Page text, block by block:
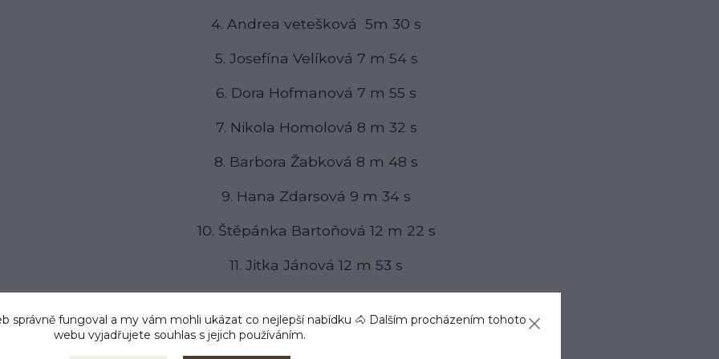
4. Andrea vetešková 5m 30 s
5. Josefína Velíková 7 m 54 s
6. Dora Hofmanová 7 m 55 s
7. Nikola Homolová 8 m 32 s
8. Barbora Žabková 8 m 48 s
9. Hana Zdarsová 9 m 34 s
10. Štěpánka Bartoňová 12 m 22 s
11. Jitka Jánová 12 m 53 s
13. Andrea Oušková 15 m 46 s
správně fungoval a my vám mohli ukázat co nejlepší nabídku 🐴 Dalším procházením tohoto
webu vyjadřujete souhlas s jejich používáním.